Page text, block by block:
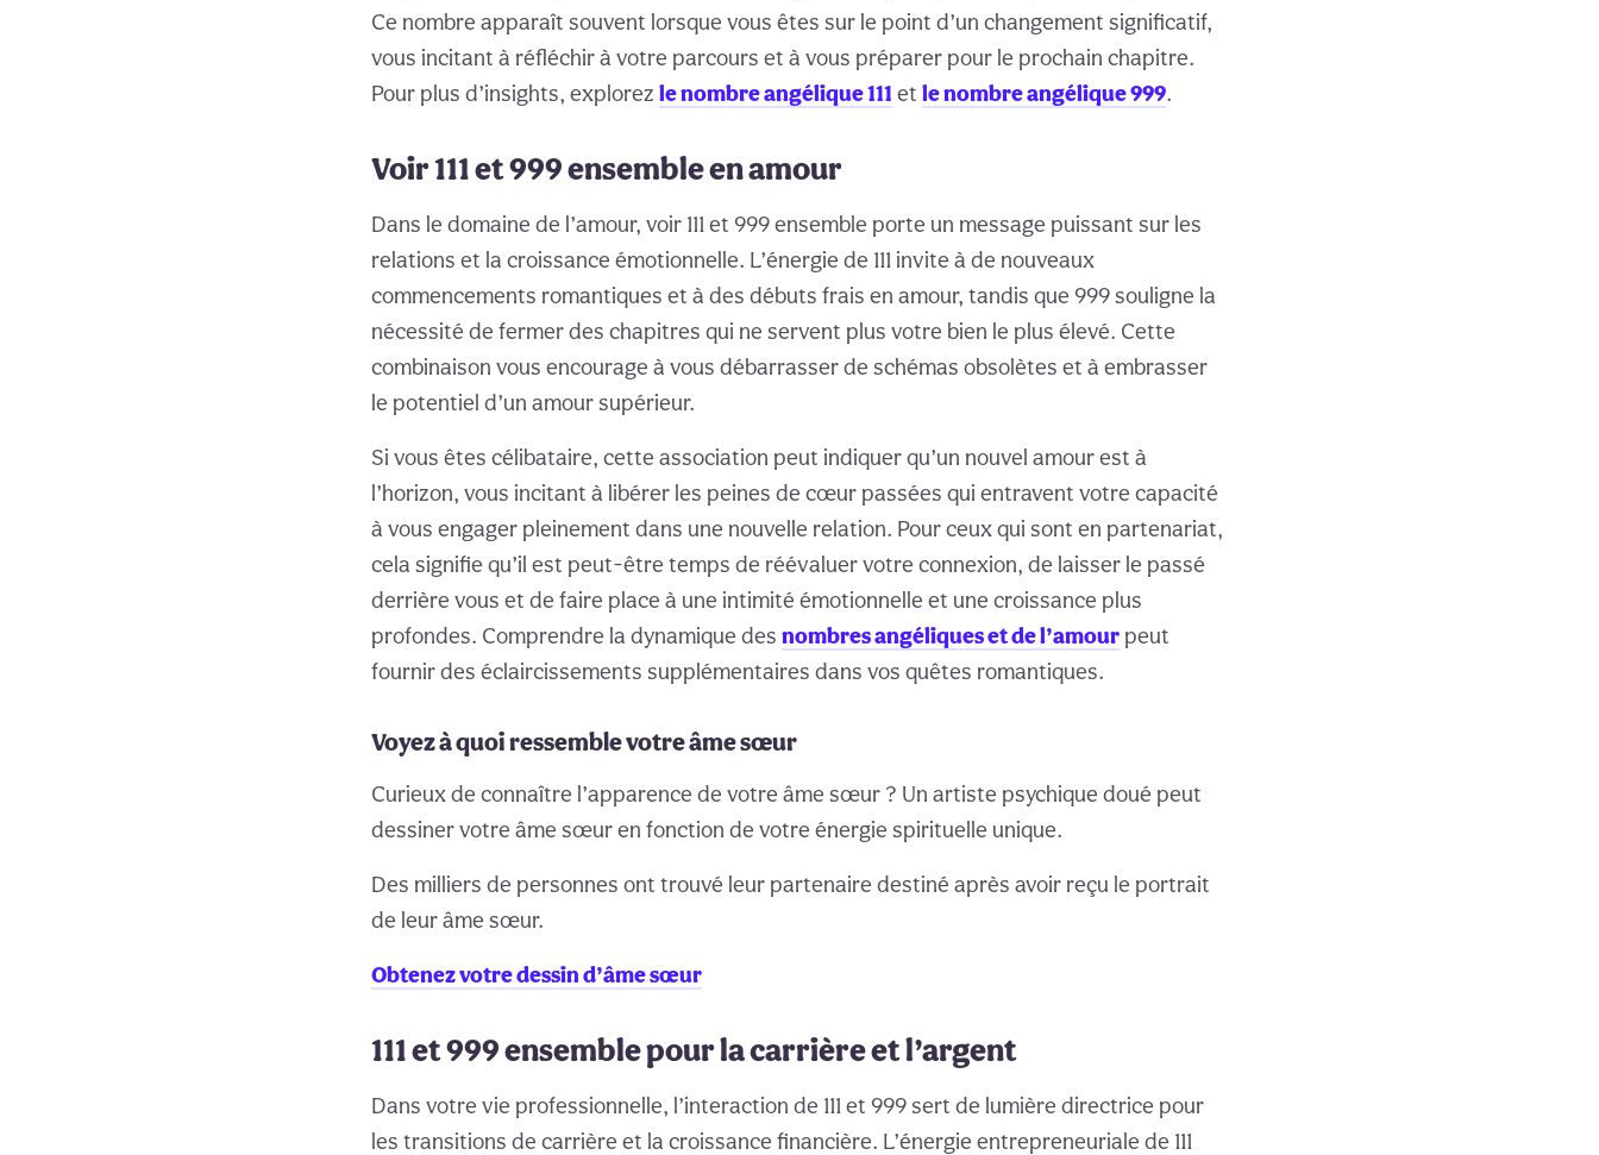
Ce nombre apparaît souvent lorsque vous êtes sur le point d’un changement significatif,
vous incitant à réfléchir à votre parcours et à vous préparer pour le prochain chapitre.
Pour plus d’insights, explorez le nombre angélique 111 et le nombre angélique 999.
Voir 111 et 999 ensemble en amour
Dans le domaine de l’amour, voir 111 et 999 ensemble porte un message puissant sur les
relations et la croissance émotionnelle. L’énergie de 111 invite à de nouveaux
commencements romantiques et à des débuts frais en amour, tandis que 999 souligne la
nécessité de fermer des chapitres qui ne servent plus votre bien le plus élevé. Cette
combinaison vous encourage à vous débarrasser de schémas obsolètes et à embrasser
le potentiel d’un amour supérieur.
Si vous êtes célibataire, cette association peut indiquer qu’un nouvel amour est à
l’horizon, vous incitant à libérer les peines de cœur passées qui entravent votre capacité
à vous engager pleinement dans une nouvelle relation. Pour ceux qui sont en partenariat,
cela signifie qu’il est peut-être temps de réévaluer votre connexion, de laisser le passé
derrière vous et de faire place à une intimité émotionnelle et une croissance plus
profondes. Comprendre la dynamique des nombres angéliques et de l’amour peut
fournir des éclaircissements supplémentaires dans vos quêtes romantiques.
Voyez à quoi ressemble votre âme sœur
Curieux de connaître l’apparence de votre âme sœur ? Un artiste psychique doué peut
dessiner votre âme sœur en fonction de votre énergie spirituelle unique.
Des milliers de personnes ont trouvé leur partenaire destiné après avoir reçu le portrait
de leur âme sœur.
Obtenez votre dessin d’âme sœur
111 et 999 ensemble pour la carrière et l’argent
Dans votre vie professionnelle, l’interaction de 111 et 999 sert de lumière directrice pour
les transitions de carrière et la croissance financière. L’énergie entrepreneuriale de 111